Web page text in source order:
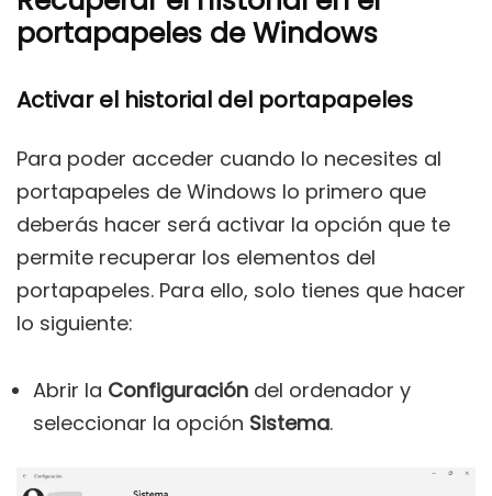
portapapeles de Windows
Activar el historial del portapapeles
Para poder acceder cuando lo necesites al
portapapeles de Windows lo primero que
deberás hacer será activar la opción que te
permite recuperar los elementos del
portapapeles. Para ello, solo tienes que hacer
lo siguiente:
Abrir la Configuración del ordenador y
seleccionar la opción Sistema.